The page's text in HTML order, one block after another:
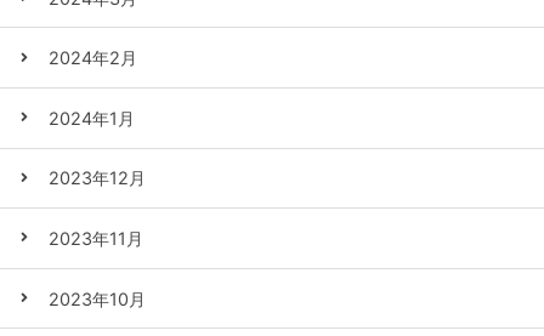
2024年2月
2024年1月
2023年12月
2023年11月
2023年10月